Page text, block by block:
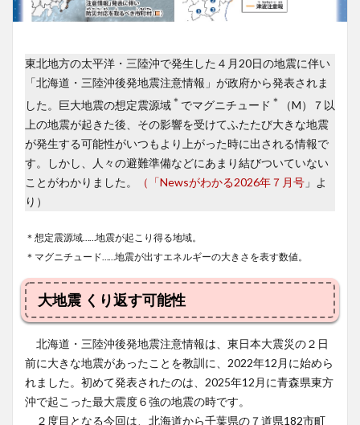
東北地方の太平洋・三陸沖で発生した４月20日の地震に伴い
「北海道・三陸沖後発地震注意情報」が政府から発表されま
した。巨大地震の想定震源域 ＊ でマグニチュード ＊
（M）７以
上の地震が起きた後、その影響を受けてふたたび大きな地震
が発生する可能性がいつもより上がった時に出される情報で
す。しかし、人々の避難準備などにあまり結びついていない
ことがわかりました。
（「Newsがわかる2026年７月号 」よ
り）
＊想定震源域……地震が起こり得る地域。
＊マグニチュード……地震が出すエネルギーの大きさを表す数値。
大地震 くり返す可能性
北海道・三陸沖後発地震注意情報は、東日本大震災の２日
前に大きな地震があったことを教訓に、2022年12月に始めら
れました。初めて発表されたのは、2025年12月に青森県東方
沖で起こった最大震度６強の地震の時です。
２度目となる今回は、北海道から千葉県の７道県182市町